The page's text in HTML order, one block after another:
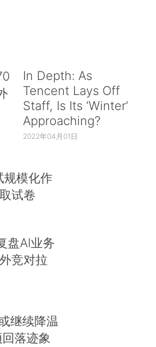
In Depth: As
Tencent Lays Off
Staff, Is Its ‘Winter’
Approaching?
2022年04月01日
规模化作
试卷
盘AI业务
竞对拉
继续降温
落迹象